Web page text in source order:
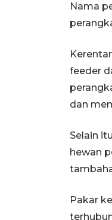
Nama
feeder
dan
Selain
hewan
Pakar